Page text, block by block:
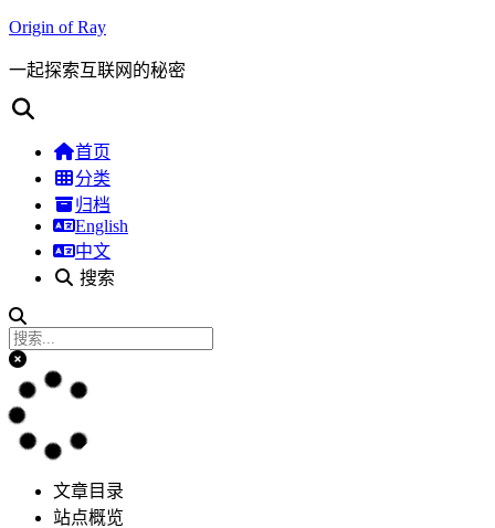
Origin of Ray
一起探索互联网的秘密
首页
分类
归档
English
中文
搜索
文章目录
站点概览